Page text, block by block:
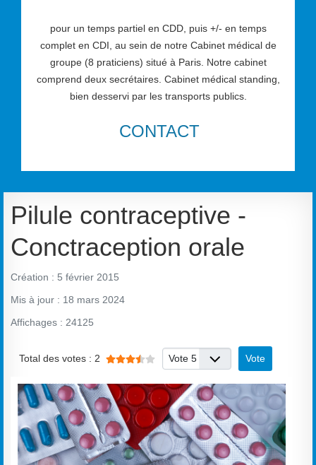
pour un temps partiel en CDD, puis +/- en temps
complet en CDI, au sein de notre Cabinet médical de
groupe (8 praticiens) situé à Paris. Notre cabinet
comprend deux secrétaires. Cabinet médical standing,
bien desservi par les transports publics.
CONTACT
Pilule contraceptive -
Conctraception orale
Création : 5 février 2015
Mis à jour : 18 mars 2024
Affichages : 24125
Total des votes : 2 Veuillez voter